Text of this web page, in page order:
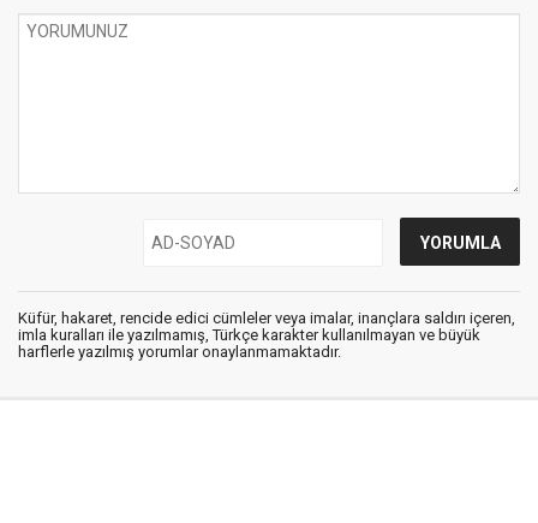
Küfür, hakaret, rencide edici cümleler veya imalar, inançlara saldırı içeren,
imla kuralları ile yazılmamış, Türkçe karakter kullanılmayan ve büyük
harflerle yazılmış yorumlar onaylanmamaktadır.